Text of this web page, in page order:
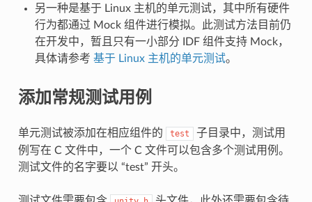
另一种是基于 Linux 主机的单元测试，其中所有硬件
行为都通过 Mock 组件进行模拟。此测试方法目前仍
在开发中，暂且只有一小部分 IDF 组件支持 Mock，
具体请参考 基于 Linux 主机的单元测试。
添加常规测试用例
单元测试被添加在相应组件的 test
子目录中，测试用
例写在 C 文件中，一个 C 文件可以包含多个测试用例。
测试文件的名字要以 “test” 开头。